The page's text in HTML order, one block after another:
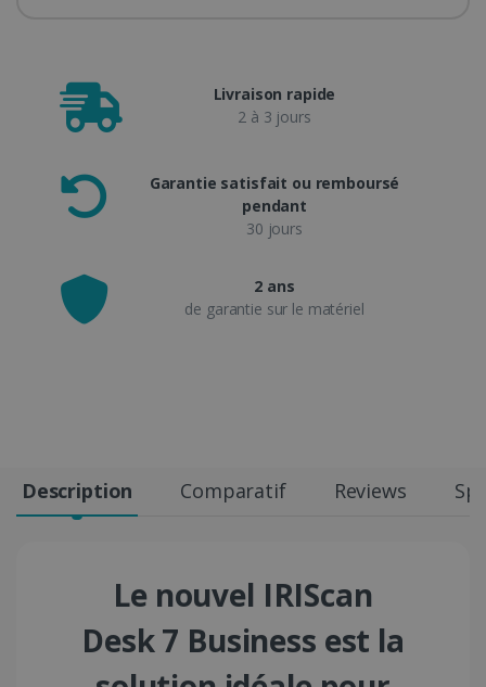
Livraison rapide
2 à 3 jours
Garantie satisfait ou remboursé
pendant
30 jours
2 ans
de garantie sur le matériel
Description Comparatif Reviews
Le nouvel IRIScan
Desk 7 Business est la